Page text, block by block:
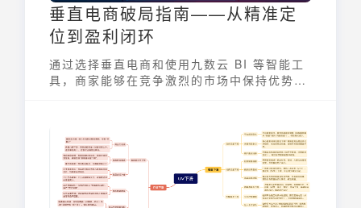
垂直电商破局指南——从精准定
位到盈利闭环
通过选择垂直电商和使用九数云 BI 等智能工
具，商家能够在竞争激烈的市场中保持优势，